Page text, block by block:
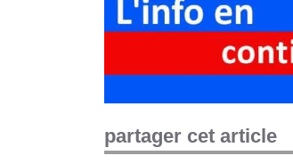
partager cet article